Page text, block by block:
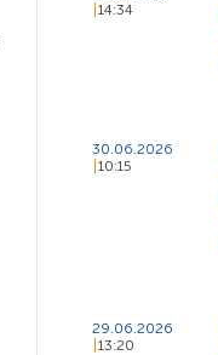
14:34
30.06.2026
10:15
29.06.2026
13:20